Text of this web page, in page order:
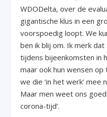
WDODelta, over de
gigantische klus in een
voorspoedig loopt. We
ben ik blij om. Ik merk
tijdens bijeenkomsten in
maar ook hun wensen op
we die ‘in het werk’ mee
Maar men weet ons
corona-tijd’.